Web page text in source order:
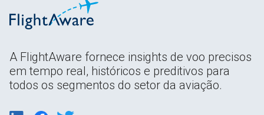
A FlightAware fornece insights de voo precisos
em tempo real, históricos e preditivos para
todos os segmentos do setor da aviação.